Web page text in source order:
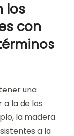
los
con
una
la de los
la madera
a la